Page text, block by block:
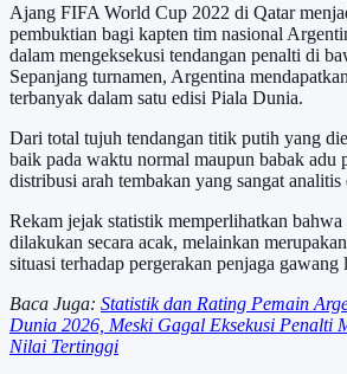
Ajang FIFA World Cup 2022 di Qatar
pembuktian bagi kapten tim nasional
dalam mengeksekusi tendangan penalti di
Sepanjang turnamen, Argentina
terbanyak dalam satu edisi Piala Dunia.
Dari total tujuh tendangan titik putih yang
baik pada waktu normal maupun babak adu
distribusi arah tembakan yang sangat analitis
Rekam jejak statistik memperlihatkan
dilakukan secara acak, melainkan
situasi terhadap pergerakan penjaga gawang
Baca Juga: Statistik dan Rating Pemain
Dunia 2026, Meski Gagal Eksekusi Penalti
Nilai Tertinggi